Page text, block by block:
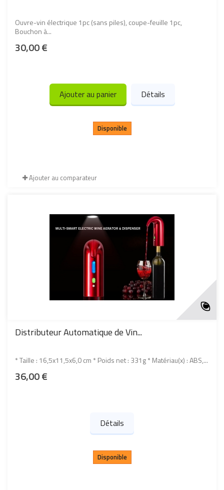
Ouvre-vin électrique 1pc (sans piles), coupe-feuille 1pc,
Bouchon à...
30,00 €
Ajouter au panier Détails
Disponible
Ajouter au comparateur
Distributeur Automatique de Vin...
* Taille : 16,5x11,5x6,0 cm * Poids net : 331g * Matériau(x) : ABS,...
36,00 €
Détails
Disponible